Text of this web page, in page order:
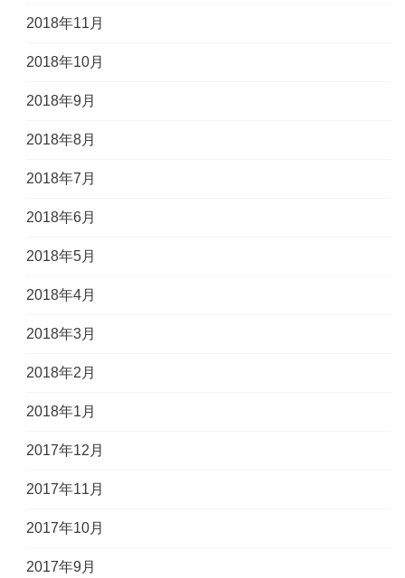
2018年11月
2018年10月
2018年9月
2018年8月
2018年7月
2018年6月
2018年5月
2018年4月
2018年3月
2018年2月
2018年1月
2017年12月
2017年11月
2017年10月
2017年9月